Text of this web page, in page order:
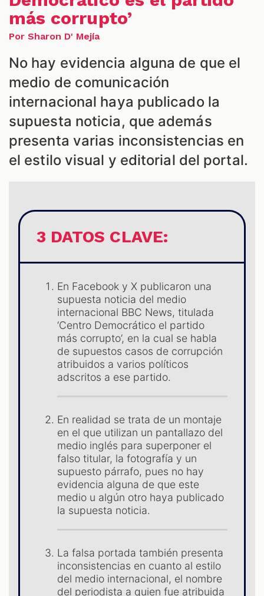
más corrupto’
Por Sharon D' Mejía
No hay evidencia alguna de que el
medio de comunicación
internacional haya publicado la
supuesta noticia, que además
presenta varias inconsistencias en
el estilo visual y editorial del portal.
3 DATOS CLAVE:
En Facebook y X publicaron una
supuesta noticia del medio
internacional BBC News, titulada
‘Centro Democrático el partido
más corrupto’, en la cual se habla
de supuestos casos de corrupción
atribuidos a varios políticos
adscritos a ese partido.
En realidad se trata de un montaje
en el que utilizan un pantallazo del
medio inglés para superponer el
falso titular, la fotografía y un
supuesto párrafo, pues no hay
evidencia alguna de que este
medio u algún otro haya publicado
la supuesta noticia.
La falsa portada también presenta
inconsistencias en cuanto al estilo
del medio internacional, el nombre
del periodista a quien fue atribuida